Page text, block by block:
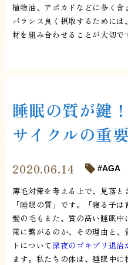
植物油、アボカドなどに多く
バランス良く摂取するために
材を組み合わせることが大切で
睡眠の質が鍵
サイクルの重
2020.06.14 AGA
薄毛対策を考える上で、見落
「睡眠の質」です。「寝る子
髪の毛もまた、質の高い睡眠
策に繋がるのか、その理由と
トについて深夜のゴキブリ退治
ます。私たちの体は、睡眠中